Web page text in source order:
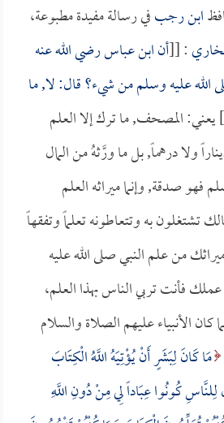
ابن رجبفي رسالة مفيدة مطبوعة،
: [[أنابن عباسرضي الله عنه
عليه وسلم من شيء؟ قال: لا, ما
المصحف, ما ترك إلا العلم
ولا درهماً, بل ما ورَّثهُ من المال
فهو صدقة, وإنما ميراثه العلم
تشتغلون به وتتعاطونه تعلماً وتفقهاً
من علم النبي صلى الله عليه
فأنت تربي الناس بهذا العلم،
الأنبياء عليهم الصلاة والسلام
مَا كَانَ لِبَشَرٍ أَنْ يُؤْتِيَهُ اللَّهُ الْكِتَابَ
كُونُوا عِبَاداً لِي مِنْ دُونِ اللَّهِ